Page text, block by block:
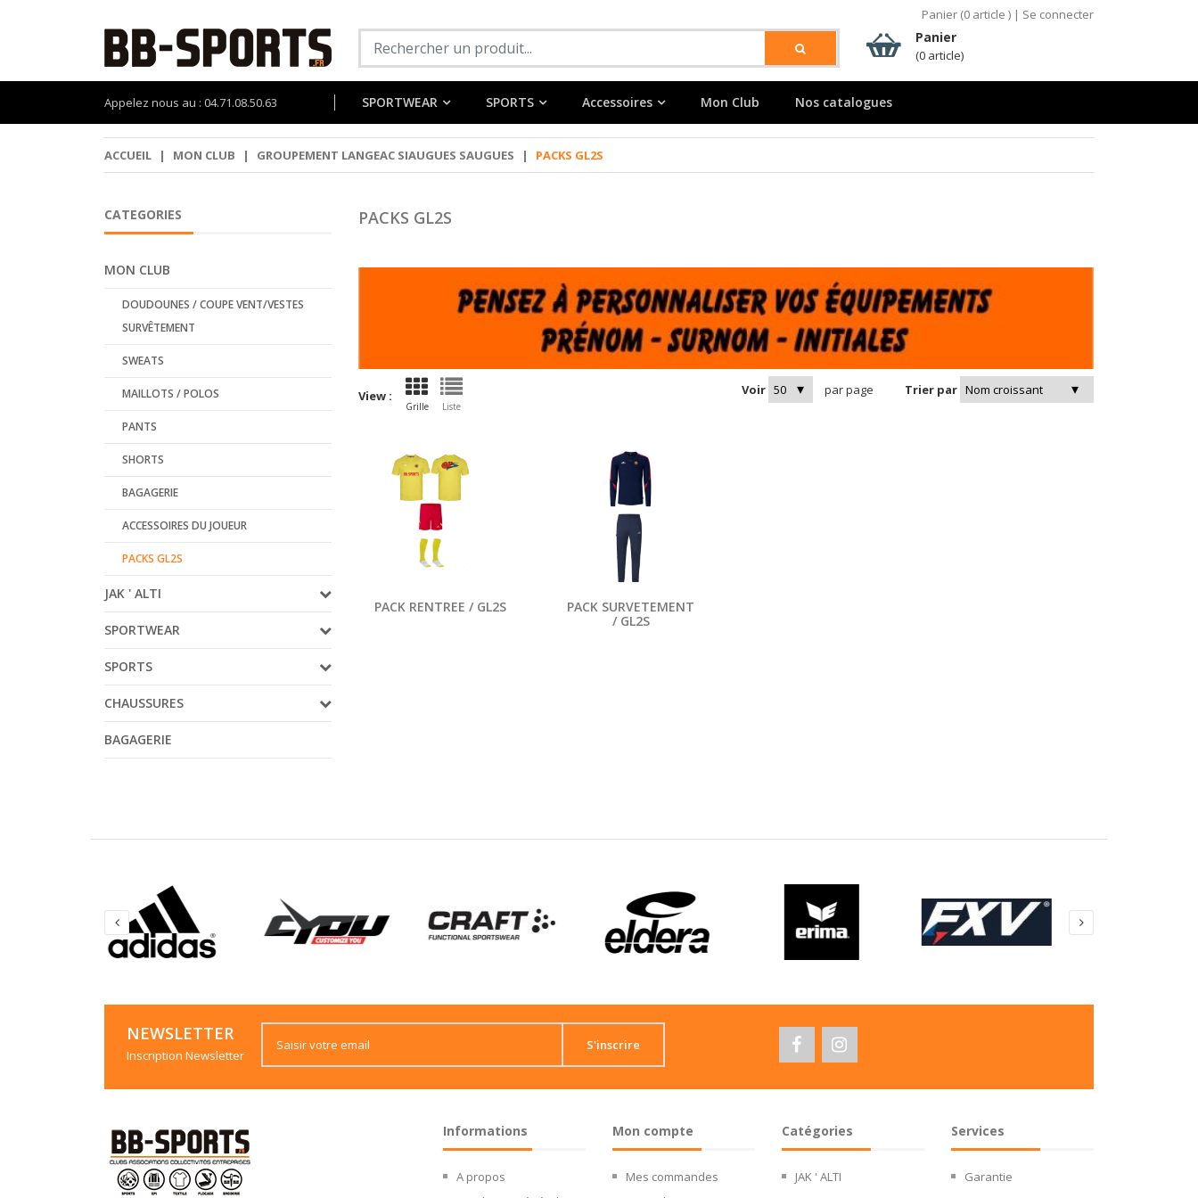
Panier (0 article ) | Se connecter
Panier
(0 article)
Appelez nous au : 04.71.08.50.63 SPORTWEAR SPORTS Accessoires Mon Club Nos catalogues
ACCUEIL | MON CLUB | GROUPEMENT LANGEAC SIAUGUES SAUGUES | PACKS GL2S
CATEGORIES
MON CLUB
DOUDOUNES / COUPE VENT/VESTES
SURVÊTEMENT
SWEATS
MAILLOTS / POLOS
PANTS
SHORTS
BAGAGERIE
ACCESSOIRES DU JOUEUR
PACKS GL2S
JAK ' ALTI
SPORTWEAR
SPORTS
CHAUSSURES
BAGAGERIE
PACKS GL2S
View :
Grille Liste
Voir par page Trier par
PACK RENTREE / GL2S
PACK SURVETEMENT
/ GL2S
NEWSLETTER
Inscription Newsletter
S'inscrire
Informations
A propos
Mon compte
Mes commandes
Catégories
JAK ' ALTI
Services
Garantie